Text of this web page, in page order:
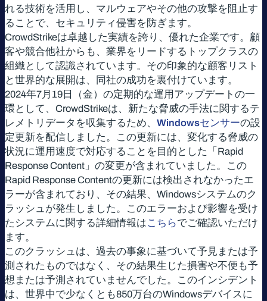
れる技術を活用し、マルウェアやその他の攻撃を阻止す
ることで、セキュリティ侵害を防ぎます。
CrowdStrikeは卓越した実績を誇り、優れた企業です。顧
客や競合他社からも、業界をリードするトップクラスの
組織として認識されています。その印象的な顧客リスト
と世界的な展開は、同社の成功を裏付けています。
2024年7月19日（金）の定期的な運用アップデートの一
環として、CrowdStrikeは、新たな脅威の手法に関するテ
レメトリデータを収集するため、 Windowsセンサーの設
定更新を配信しました。この更新には、変化する脅威の
状況に運用速度で対応することを目的とした「Rapid
Response Content」の変更が含まれていました。この
Rapid Response Contentの更新には検出されなかったエ
ラーが含まれており、その結果、Windowsシステムのク
ラッシュが発生しました。このエラーおよび影響を受け
たシステムに関する詳細情報はこちらでご確認いただけ
ます。
このクラッシュは、過去の事象に基づいて予見または予
測されたものではなく、その結果生じた損害や不便も予
想または予測されていませんでした。このインシデント
は、世界中で少なくとも850万台のWindowsデバイスに